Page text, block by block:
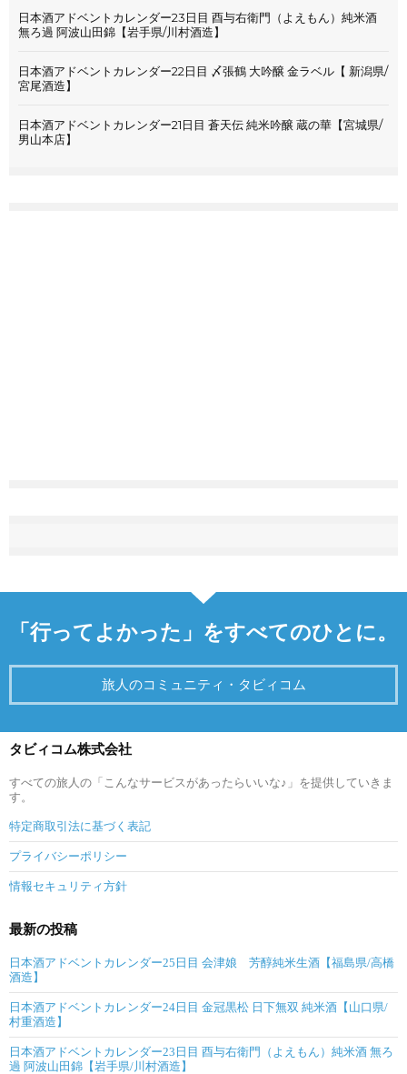
日本酒アドベントカレンダー23日目 酉与右衛門（よえもん）純米酒
無ろ過 阿波山田錦【岩手県/川村酒造】
日本酒アドベントカレンダー22日目 〆張鶴 大吟醸 金ラベル【 新潟県/
宮尾酒造】
日本酒アドベントカレンダー21日目 蒼天伝 純米吟醸 蔵の華【宮城県/
男山本店】
「行ってよかった」をすべてのひとに。
旅人のコミュニティ・タビィコム
タビィコム株式会社
すべての旅人の「こんなサービスがあったらいいな♪」を提供していきま
す。
特定商取引法に基づく表記
プライバシーポリシー
情報セキュリティ方針
最新の投稿
日本酒アドベントカレンダー25日目 会津娘 芳醇純米生酒【福島県/高橋
酒造】
日本酒アドベントカレンダー24日目 金冠黒松 日下無双 純米酒【山口県/
村重酒造】
日本酒アドベントカレンダー23日目 酉与右衛門（よえもん）純米酒 無ろ
過 阿波山田錦【岩手県/川村酒造】